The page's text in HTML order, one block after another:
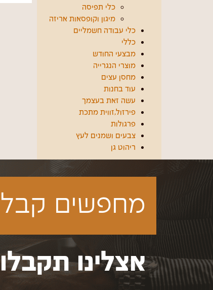
כלי תפיסה
מיגון וקופסאות אריזה
כלי עבודה חשמליים
כללי
מבצעי החודש
מוצרי הנגרייה
מחסן עצים
עוד בחנות
עשה זאת בעצמך
פירזול,זווית מתכת
פרגולות
צבעים ושמנים לעץ
ריהוט גן
מחפשים
אצלינו